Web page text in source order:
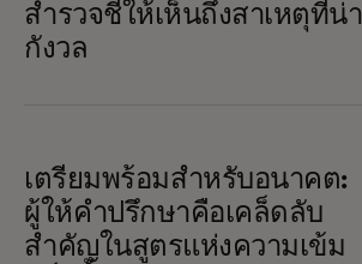
สำรวจชี้ให้เห็นถึงสาเหตุที่น่า
กังวล
เตรียมพร้อมสำหรับอนาคต:
ผู้ให้คำปรึกษาคือเคล็ดลับ
สำคัญในสูตรแห่งความเข้ม